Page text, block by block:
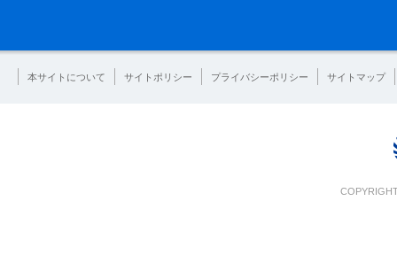
本サイトについて サイトポリシー プライバシーポリシー サイトマップ